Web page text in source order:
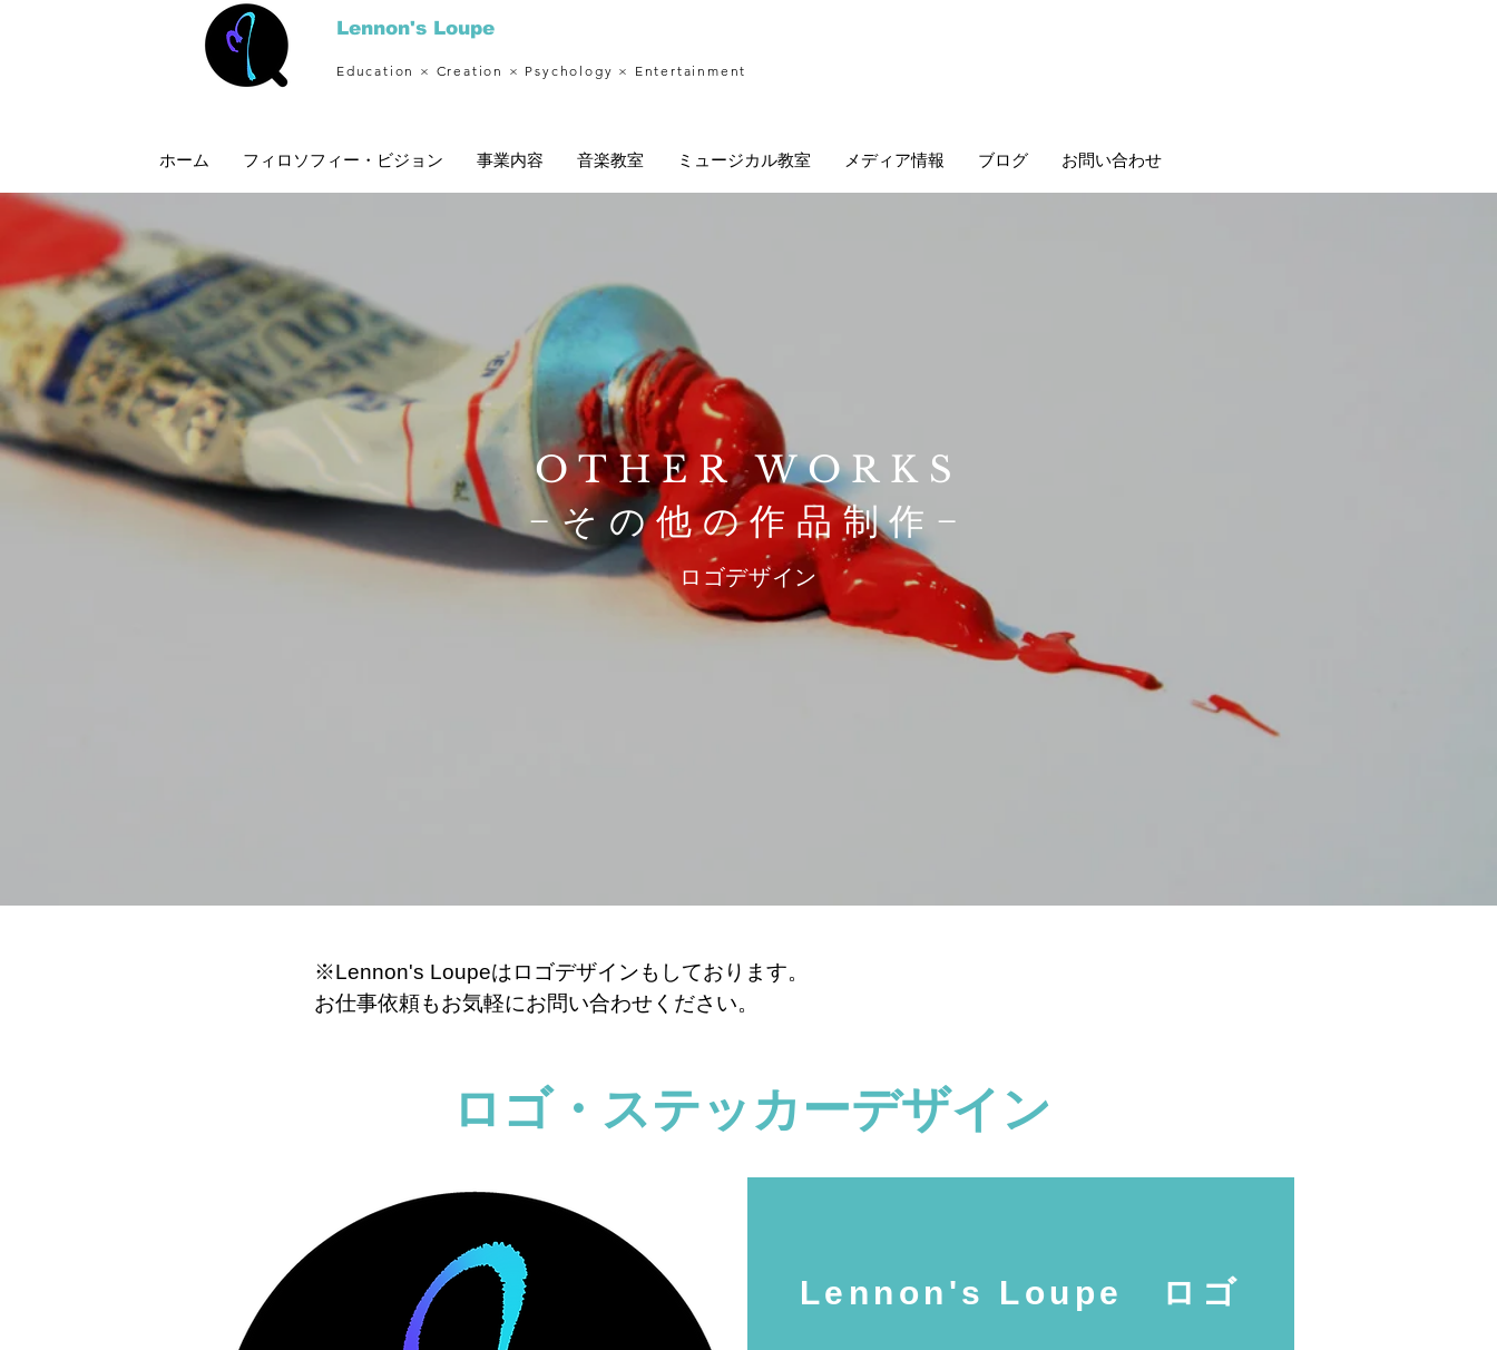
Lennon's Loupe
Education × Creation × Psychology × Entertainment
ホーム フィロソフィー・ビジョン 事業内容 音楽教室 ミュージカル教室 メディア情報 ブログ お問い合わせ
OTHER WORKS​
−その他の作品制作 −
​ロゴデザイン
※Lennon's Loupeはロゴデザインもしております。
お仕事依頼もお気軽にお問い合わせください。
ロゴ・ステッカーデザイン
Lennon's Loupe ロゴ